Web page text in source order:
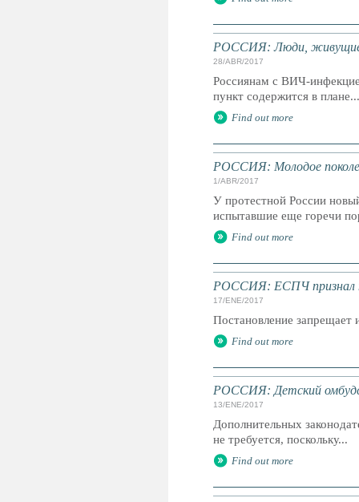
РОССИЯ: Люди, живущие
28/ABR/2017
Россиянам с ВИЧ-
пункт содержится в плане...
Find out more
РОССИЯ: Молодое
1/ABR/2017
У протестной России
испытавшие еще горечи
Find out more
РОССИЯ: ЕСПЧ признал
17/ENE/2017
Постановление запрещает
Find out more
РОССИЯ: Детский
13/ENE/2017
Дополнительных
не требуется, поскольку...
Find out more